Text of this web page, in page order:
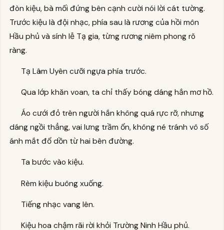
đòn kiệu, bà mối đứng bên cạnh cười nói lời cát tường.
Trước kiệu là đội nhạc, phía sau là rương của hồi môn
Hầu phủ và sính lễ Tạ gia, từng rương niêm phong rõ
ràng.
Tạ Lâm Uyên cưỡi ngựa phía trước.
Qua lớp khăn voan, ta chỉ thấy bóng dáng hắn mơ hồ.
Áo cưới đỏ trên người hắn không quá rực rỡ, nhưng
dáng ngồi thẳng, vai lưng trầm ổn, không né tránh vô số
ánh mắt đổ dồn từ hai bên đường.
Ta bước vào kiệu.
Rèm kiệu buông xuống.
Tiếng nhạc vang lên.
Kiệu hoa chậm rãi rời khỏi Trường Ninh Hầu phủ.